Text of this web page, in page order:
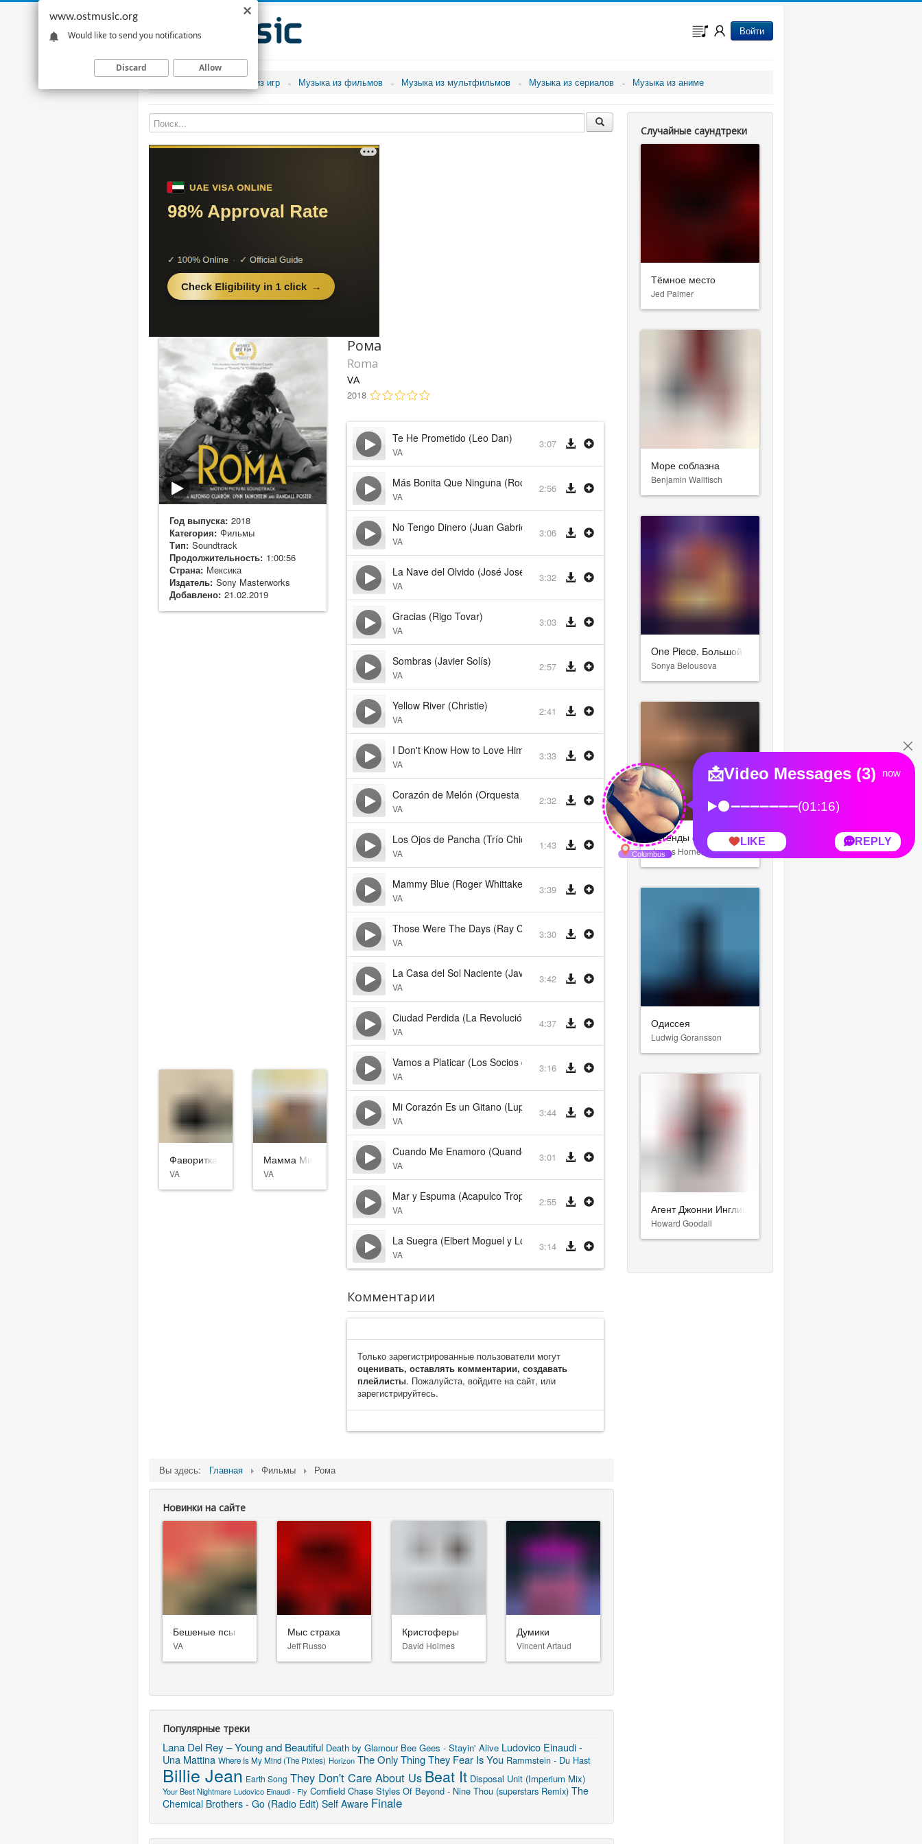
Войти
Музыка из игр Музыка из фильмов Музыка из мультфильмов Музыка из сериалов Музыка из аниме
Год выпуска: 2018
Категория: Фильмы
Тип: Soundtrack
Продолжительность: 1:00:56
Страна: Мексика
Издатель: Sony Masterworks
Добавлено: 21.02.2019
Фаворитка
VA
Мамма Миа! 2
VA
Рома
Roma
VA
2018
Te He Prometido (Leo Dan)
VA
3:07
Más Bonita Que Ninguna (Rocío Dúrcal)
VA
2:56
No Tengo Dinero (Juan Gabriel)
VA
3:06
La Nave del Olvido (José José)
VA
3:32
Gracias (Rigo Tovar)
VA
3:03
Sombras (Javier Solís)
VA
2:57
Yellow River (Christie)
VA
2:41
I Don't Know How to Love Him (Yvonne Elliman)
VA
3:33
Corazón de Melón (Orquesta Pérez Prado)
VA
2:32
Los Ojos de Pancha (Trío Chicontepec)
VA
1:43
Mammy Blue (Roger Whittaker)
VA
3:39
Those Were The Days (Ray Conniff & The Singers)
VA
3:30
La Casa del Sol Naciente (Javier Bátiz)
VA
3:42
Ciudad Perdida (La Revolución de Emiliano Zapata)
VA
4:37
Vamos a Platicar (Los Socios del Ritmo)
VA
3:16
Mi Corazón Es un Gitano (Lupita D'Alessio)
VA
3:44
Cuando Me Enamoro (Quando M'Innamoro) (Angélica María)
VA
3:01
Mar y Espuma (Acapulco Tropical)
VA
2:55
La Suegra (Elbert Moguel y Los Strwck)
VA
3:14
Комментарии
Только зарегистрированные пользователи могут
оценивать, оставлять комментарии, создавать
плейлисты. Пожалуйста, войдите на сайт, или
зарегистрируйтесь.
Вы здесь: Главная Фильмы Рома
Новинки на сайте
Бешеные псы
VA
Мыс страха
Jeff Russo
Кристоферы
David Holmes
Думики
Vincent Artaud
Популярные треки
Lana Del Rey – Young and Beautiful Death by Glamour Bee Gees - Stayin' Alive Ludovico Einaudi -
Una Mattina Where Is My Mind (The Pixies) Horizon The Only Thing They Fear Is You Rammstein - Du Hast
Billie Jean Earth Song They Don't Care About Us Beat It Disposal Unit (Imperium Mix)
Your Best Nightmare Ludovico Einaudi - Fly Cornfield Chase Styles Of Beyond - Nine Thou (superstars Remix) The
Chemical Brothers - Go (Radio Edit) Self Aware Finale
Случайные саундтреки
Тёмное место
Jed Palmer
Море соблазна
Benjamin Wallfisch
One Piece. Большой куш
Sonya Belousova
Легенды осени
James Horner
Одиссея
Ludwig Goransson
Агент Джонни Инглиш 3.0
Howard Goodall
www.ostmusic.org
Would like to send you notifications
Discard Allow